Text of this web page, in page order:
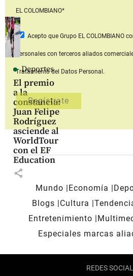
Deportes
El premio
a la
constancia:
Juan Felipe
Rodríguez
asciende al
WorldTour
con el EF
Education
share
EL COLOMBIANO*
Acepto que Grupo EL COLOMBIANO
personales con terceros aliados
Tratamiento del Datos Personal.
Mundo Economía
Blogs
Cultura
Entretenimiento
Especiales marcas
REDES